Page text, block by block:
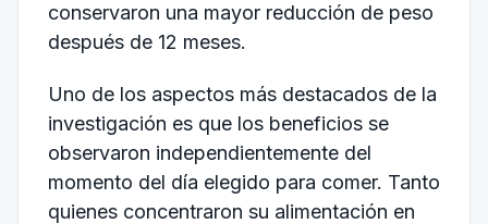
conservaron una mayor reducción de peso
después de 12 meses.
Uno de los aspectos más destacados de la
investigación es que los beneficios se
observaron independientemente del
momento del día elegido para comer. Tanto
quienes concentraron su alimentación en